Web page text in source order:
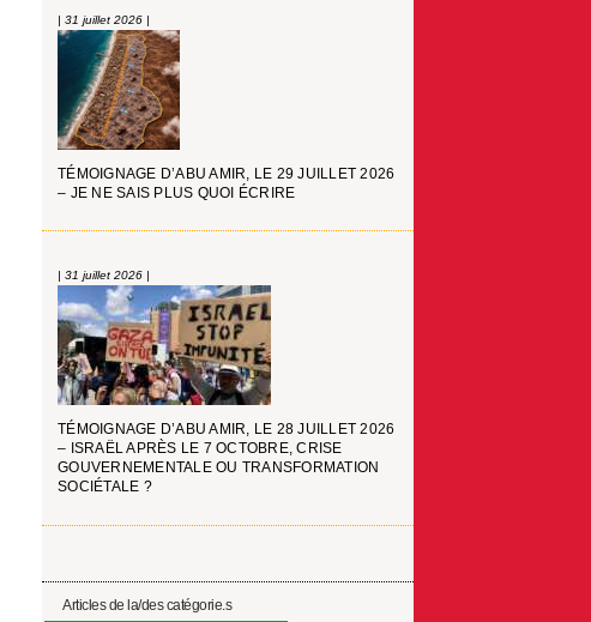
| 31 juillet 2026 |
TÉMOIGNAGE D’ABU AMIR, LE 29 JUILLET 2026
– JE NE SAIS PLUS QUOI ÉCRIRE
| 31 juillet 2026 |
TÉMOIGNAGE D’ABU AMIR, LE 28 JUILLET 2026
– ISRAËL APRÈS LE 7 OCTOBRE, CRISE
GOUVERNEMENTALE OU TRANSFORMATION
SOCIÉTALE ?
Articles de la/des catégorie.s